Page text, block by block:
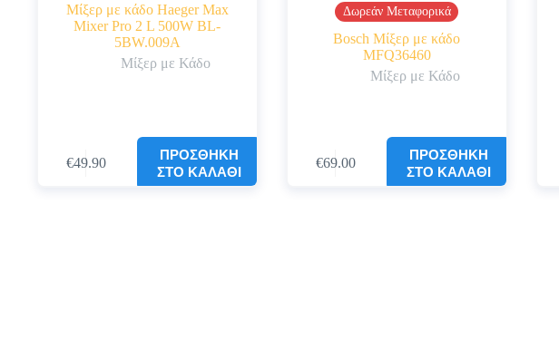
Μίξερ με κάδο Haeger Max
Mixer Pro 2 L 500W BL-
5BW.009A
Μίξερ με Κάδο
€49.90
ΠΡΟΣΘΉΚΗ
ΣΤΟ ΚΑΛΆΘΙ
Δωρεάν Μεταφορικά
Bosch Μίξερ με κάδο
MFQ36460
Μίξερ με Κάδο
€69.00
ΠΡΟΣΘΉΚΗ
ΣΤΟ ΚΑΛΆΘΙ